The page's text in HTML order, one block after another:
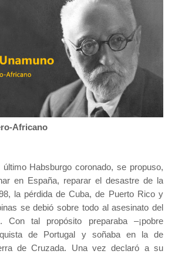
Africano
Habsburgo coronado, se propuso,
en España, reparar el desastre de la
la pérdida de Cuba, de Puerto Rico y
se debió sobre todo al asesinato del
Con tal propósito preparaba –¡pobre
de Portugal y soñaba en la de
de Cruzada. Una vez declaró a su